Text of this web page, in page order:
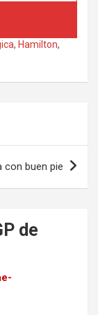
, Hamilton,
con buen pie
de